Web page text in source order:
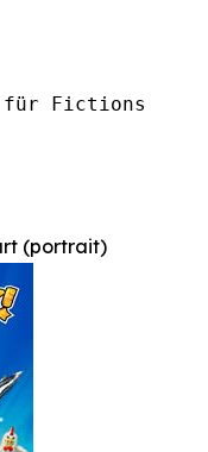
für Fictions
(portrait)